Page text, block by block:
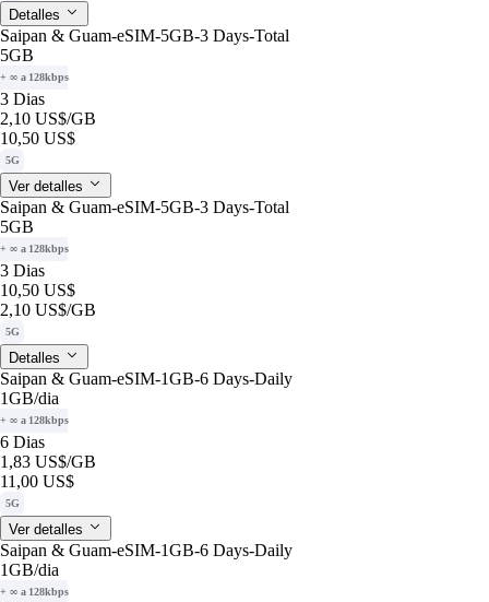
Detalles
Saipan & Guam-eSIM-5GB-3 Days-Total
5GB
+ ∞ a 128kbps
3 Dias
2,10 US$/GB
10,50 US$
5G
Ver detalles
Saipan & Guam-eSIM-5GB-3 Days-Total
5GB
+ ∞ a 128kbps
3 Dias
10,50 US$
2,10 US$/GB
5G
Detalles
Saipan & Guam-eSIM-1GB-6 Days-Daily
1GB/dia
+ ∞ a 128kbps
6 Dias
1,83 US$/GB
11,00 US$
5G
Ver detalles
Saipan & Guam-eSIM-1GB-6 Days-Daily
1GB/dia
+ ∞ a 128kbps